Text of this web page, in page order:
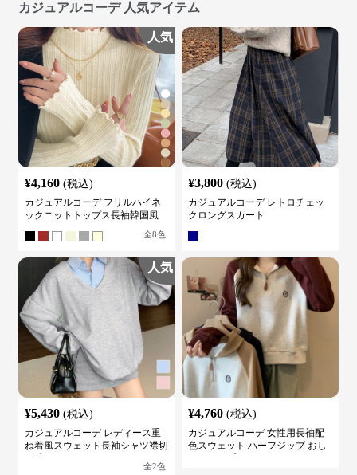
カジュアルコーデ 人気アイテム
人気
¥4,160 (税込)
カジュアルコーデ フリルハイネ
ックニットトップス長袖韓国風
全8色
¥3,800 (税込)
カジュアルコーデ レトロチェッ
クロングスカート
人気
¥5,430 (税込)
カジュアルコーデ レディース重
ね着風スウェット長袖シャツ襟切
全2色
¥4,760 (税込)
カジュアルコーデ 女性用長袖配
色スウェット ハーフジップ おし